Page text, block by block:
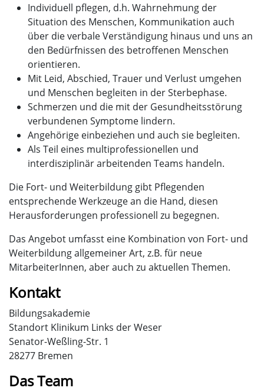
Individuell pflegen, d.h. Wahrnehmung der
Situation des Menschen, Kommunikation auch
über die verbale Verständigung hinaus und uns an
den Bedürfnissen des betroffenen Menschen
orientieren.
Mit Leid, Abschied, Trauer und Verlust umgehen
und Menschen begleiten in der Sterbephase.
Schmerzen und die mit der Gesundheitsstörung
verbundenen Symptome lindern.
Angehörige einbeziehen und auch sie begleiten.
Als Teil eines multiprofessionellen und
interdisziplinär arbeitenden Teams handeln.
Die Fort- und Weiterbildung gibt Pflegenden
entsprechende Werkzeuge an die Hand, diesen
Herausforderungen professionell zu begegnen.
Das Angebot umfasst eine Kombination von Fort- und
Weiterbildung allgemeiner Art, z.B. für neue
MitarbeiterInnen, aber auch zu aktuellen Themen.
Kontakt
Bildungsakademie
Standort Klinikum Links der Weser
Senator-Weßling-Str. 1
28277 Bremen
Das Team